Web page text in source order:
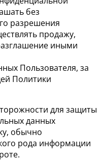
без
разрешения
продажу,
иными
Пользователя, за
Политики
для защиты
данных
обычно
рода информации